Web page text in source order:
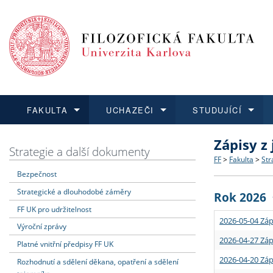
FAKULTA
Dozvědět se více
Struktura
Strategie
Podpora
UCHAZEČI
Podat přihlášku
Co
Učitelské
STUDUJÍCÍ
Dozvědět se více
Rigorózní
Dozvědět se více
O vědě a
Granty a
Dozvědět se více
Aktuální
Strategie a další dokumenty
Bezpečnost
Strategické a dlouhodobé záměry
FF UK pro udržitelnost
Výroční zprávy
Platné vnitřní předpisy FF UK
Rozhodnutí a sdělení děkana, opatření a sdělení
Zápisy
FF > Fakulta >
Rok 2026
2026-05-04
2026-04-27
2026-04-20